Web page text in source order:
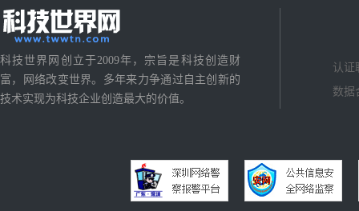
科技世界网创立于2009年，宗旨是科技创造财
富，网络改变世界。多年来力争通过自主创新的
技术实现为科技企业创造最大的价值。
认证
数据